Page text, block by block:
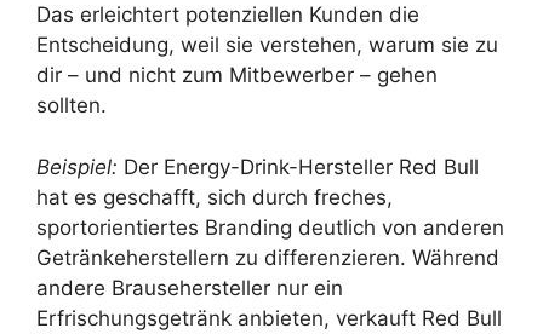
Das erleichtert potenziellen Kunden die
Entscheidung, weil sie verstehen, warum sie zu
dir – und nicht zum Mitbewerber – gehen
sollten.
Beispiel: Der Energy-Drink-Hersteller Red Bull
hat es geschafft, sich durch freches,
sportorientiertes Branding deutlich von anderen
Getränkeherstellern zu differenzieren. Während
andere Brausehersteller nur ein
Erfrischungsgetränk anbieten, verkauft Red Bull